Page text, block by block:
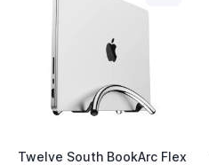
Twelve South BookArc Flex